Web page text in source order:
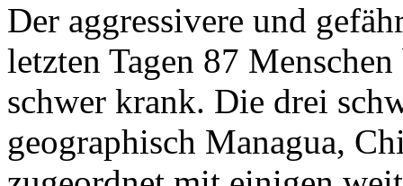
Der aggressivere und
letzten Tagen 87
schwer krank. Die drei
geographisch Managua,